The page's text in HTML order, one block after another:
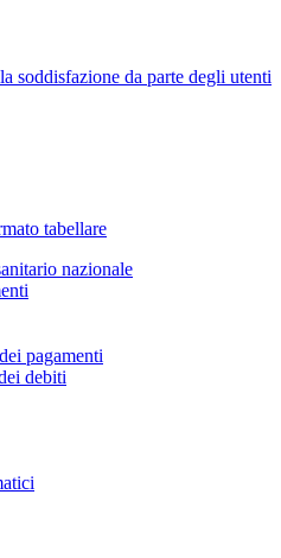
soddisfazione da parte degli utenti
tabellare
nazionale
pagamenti
debiti